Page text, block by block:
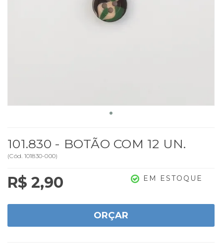
101.830 - BOTÃO COM 12 UN.
(Cód. 101830-000)
R$ 2,90 EM ESTOQUE
ORÇAR